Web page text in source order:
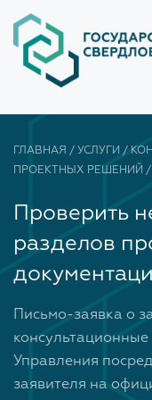
Прием
государственной
документации и
изысканий
по четвергам с 11-
записи. Прием
УСЛУГИ
Выписка из
государственной
ГЛАВНАЯ / УСЛУГИ /
ПРОЕКТНЫХ РЕШЕНИЙ /
Проверить
разделов
Письмо-заявка о
консультационные
Управления
заявителя на